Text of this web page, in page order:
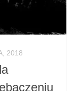
2018